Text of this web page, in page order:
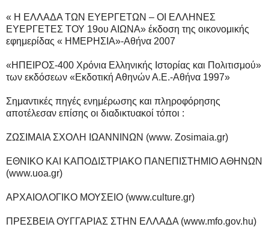
« Η ΕΛΛΑΔΑ ΤΩΝ ΕΥΕΡΓΕΤΩΝ – ΟΙ ΕΛΛΗΝΕΣ
ΕΥΕΡΓΕΤΕΣ ΤΟΥ 19ου ΑΙΩΝΑ» έκδοση της οικονομικής
εφημερίδας « ΗΜΕΡΗΣΙΑ»-Αθήνα 2007
«ΗΠΕΙΡΟΣ-400 Χρόνια Ελληνικής Ιστορίας και Πολιτισμού»
των εκδόσεων «Εκδοτική Αθηνών Α.Ε.-Αθήνα 1997»
Σημαντικές πηγές ενημέρωσης και πληροφόρησης
αποτέλεσαν επίσης οι διαδικτυακοί τόποι :
ΖΩΣΙΜΑΙΑ ΣΧΟΛΗ ΙΩΑΝΝΙΝΩΝ (www. Zosimaia.gr)
ΕΘΝΙΚΟ ΚΑΙ ΚΑΠΟΔΙΣΤΡΙΑΚΟ ΠΑΝΕΠΙΣΤΗΜΙΟ ΑΘΗΝΩΝ
(www.uoa.gr)
ΑΡΧΑΙΟΛΟΓΙΚΟ ΜΟΥΣΕΙΟ (www.culture.gr)
ΠΡΕΣΒΕΙΑ ΟΥΓΓΑΡΙΑΣ ΣΤΗΝ ΕΛΛΑΔΑ (www.mfo.gov.hu)